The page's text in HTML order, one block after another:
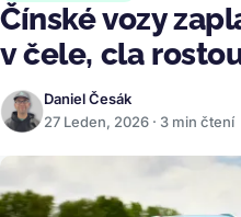
Čínské vozy
v čele, cla
Daniel Česák
27 Leden, 2026 · 3 min čtení